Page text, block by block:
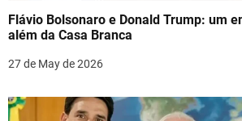
Flávio Bolsonaro e Donald Trump: um
além da Casa Branca
27 de May de 2026